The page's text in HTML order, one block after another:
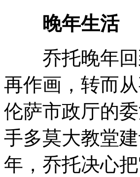
晚年生活
乔托晚年回
再作画，转而
伦萨市政厅的
手多莫大教堂
年，乔托决心